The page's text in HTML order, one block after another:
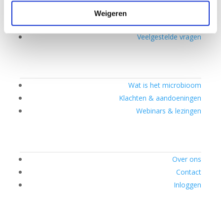
Weigeren
Ontdek hoe microbioomtherapie werkt
Als je al een aangesloten behandelaar hebt
Veelgestelde vragen
Wat is het microbioom
Klachten & aandoeningen
Webinars & lezingen
Over ons
Contact
Inloggen